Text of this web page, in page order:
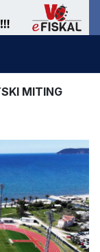
MITING